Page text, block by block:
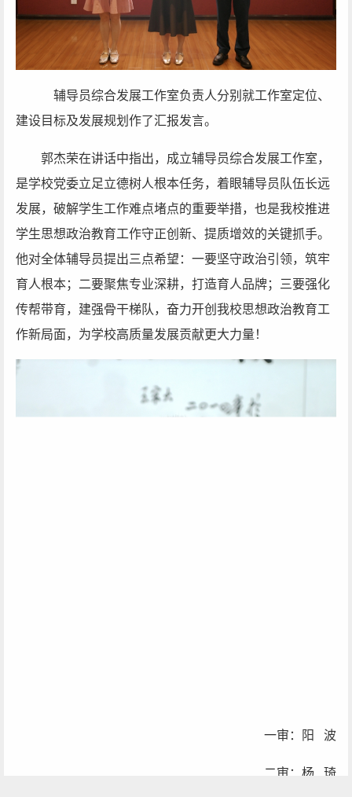
辅导员综合发展工作室负责人分别就工作室定位、
建设目标及发展规划作了汇报发言。
郭杰荣在讲话中指出，成立辅导员综合发展工作室，
是学校党委立足立德树人根本任务，着眼辅导员队伍长远
发展，破解学生工作难点堵点的重要举措，也是我校推进
学生思想政治教育工作守正创新、提质增效的关键抓手。
他对全体辅导员提出三点希望：一要坚守政治引领，筑牢
育人根本；二要聚焦专业深耕，打造育人品牌；三要强化
传帮带育，建强骨干梯队，奋力开创我校思想政治教育工
作新局面，为学校高质量发展贡献更大力量！
一审：阳 波
二审：杨 琦